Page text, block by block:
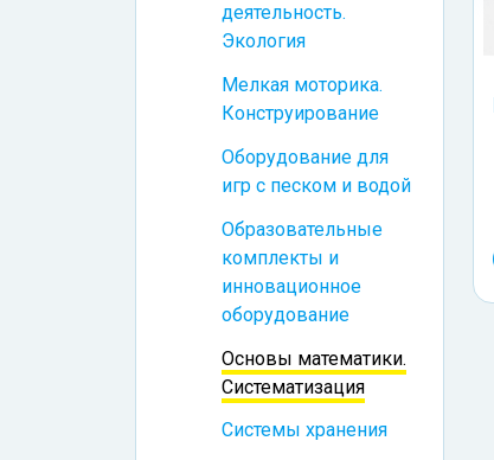
деятельность.
Экология
Мелкая моторика.
Конструирование
Оборудование для
игр с песком и водой
Образовательные
комплекты и
инновационное
оборудование
Основы математики.
Систематизация
Системы хранения